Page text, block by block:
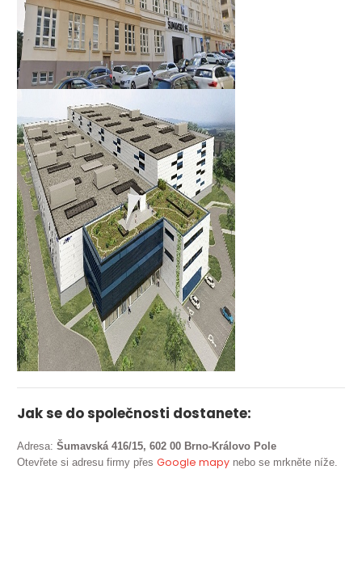
Jak se do společnosti dostanete:
Adresa: Šumavská 416/15, 602 00 Brno-Královo Pole
Otevřete si adresu firmy přes Google mapynebo se mrkněte níže.